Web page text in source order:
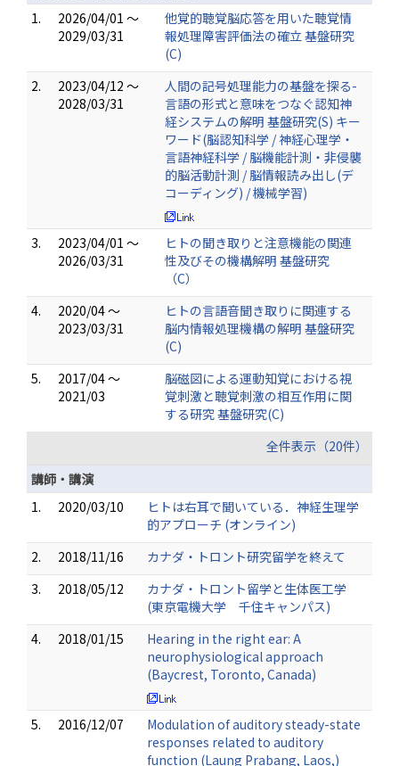
1.
2026/04/01 ～
2029/03/31
他覚的聴覚脳応答を用いた聴覚情
報処理障害評価法の確立 基盤研究
(C)
2.
2023/04/12 ～
2028/03/31
人間の記号処理能力の基盤を探る-
言語の形式と意味をつなぐ認知神
経システムの解明 基盤研究(S) キー
ワード(脳認知科学 / 神経心理学・
言語神経科学 / 脳機能計測・非侵襲
的脳活動計測 / 脳情報読み出し(デ
コーディング) / 機械学習)
3.
2023/04/01 ～
2026/03/31
ヒトの聞き取りと注意機能の関連
性及びその機構解明 基盤研究
（C）
4.
2020/04 ～
2023/03/31
ヒトの言語音聞き取りに関連する
脳内情報処理機構の解明 基盤研究
(C)
5.
2017/04 ～
2021/03
脳磁図による運動知覚における視
覚刺激と聴覚刺激の相互作用に関
する研究 基盤研究(C)
全件表示（20件）
講師・講演
1.
2020/03/10
ヒトは右耳で聞いている．神経生理学
的アプローチ (オンライン)
2.
2018/11/16
カナダ・トロント研究留学を終えて
3.
2018/05/12
カナダ・トロント留学と生体医工学
(東京電機大学 千住キャンパス)
4.
2018/01/15
Hearing in the right ear: A
neurophysiological approach
(Baycrest, Toronto, Canada)
5. 2016/12/07
Modulation of auditory steady-state
responses related to auditory
function (Laung Prabang, Laos,)